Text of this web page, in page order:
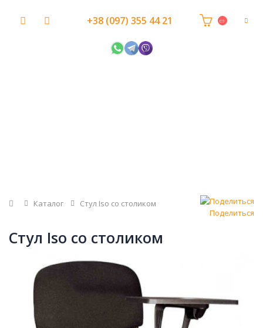
+38 (097) 355 44 21
Главная
Каталог
Стул Iso со столиком
Поделиться
Стул Iso со столиком